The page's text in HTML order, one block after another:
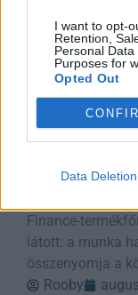
I want to opt-
Retention,
Personal
Purposes for
Opted Out
Data Deletion
szállítás
Finance-
látott: a munka
összenyomja a
Rooby